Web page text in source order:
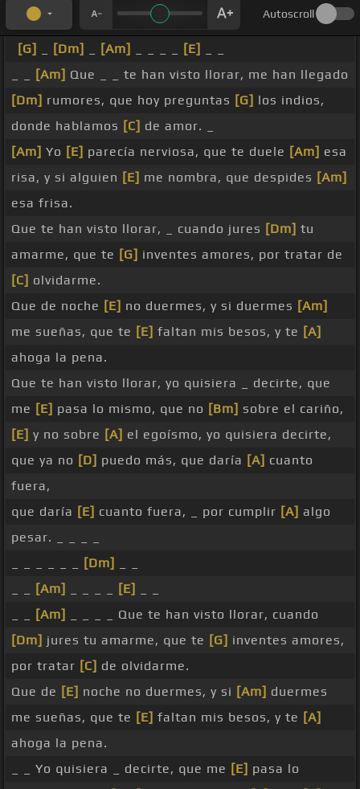
Autoscroll
[G] [Dm] [Am] [E]
[Am] Que _ _ te han visto llorar, me han llegado
[Dm] rumores, que hoy preguntas [G] los indios,
donde hablamos [C] de amor. _
[Am] Yo [E] parecía nerviosa, que te duele [Am] esa
risa, y si alguien [E] me nombra, que despides [Am]
esa frisa.
Que te han visto llorar, _ cuando jures [Dm] tu
amarme, que te [G] inventes amores, por tratar de
[C] olvidarme.
Que de noche [E] no duermes, y si duermes [Am]
me sueñas, que te [E] faltan mis besos, y te [A]
ahoga la pena.
Que te han visto llorar, yo quisiera _ decirte, que
me [E] pasa lo mismo, que no [Bm] sobre el cariño,
[E] y no sobre [A] el egoísmo, yo quisiera decirte,
que ya no [D] puedo más, que daría [A] cuanto
fuera,
que daría [E] cuanto fuera, _ por cumplir [A] algo
pesar. _ _ _ _
[Dm]
[Am] [E]
[Am]
_ _ _ _ Que te han visto llorar, cuando
[Dm] jures tu amarme, que te [G] inventes amores,
por tratar [C] de olvidarme.
Que de [E] noche no duermes, y si [Am] duermes
me sueñas, que te [E] faltan mis besos, y te [A]
ahoga la pena.
_ _ Yo quisiera _ decirte, que me [E] pasa lo